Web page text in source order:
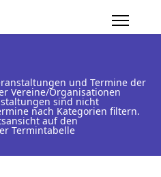
und Termine der
Vereine/Organisationen
sind nicht
nach Kategorien filtern.
auf den
Termintabelle